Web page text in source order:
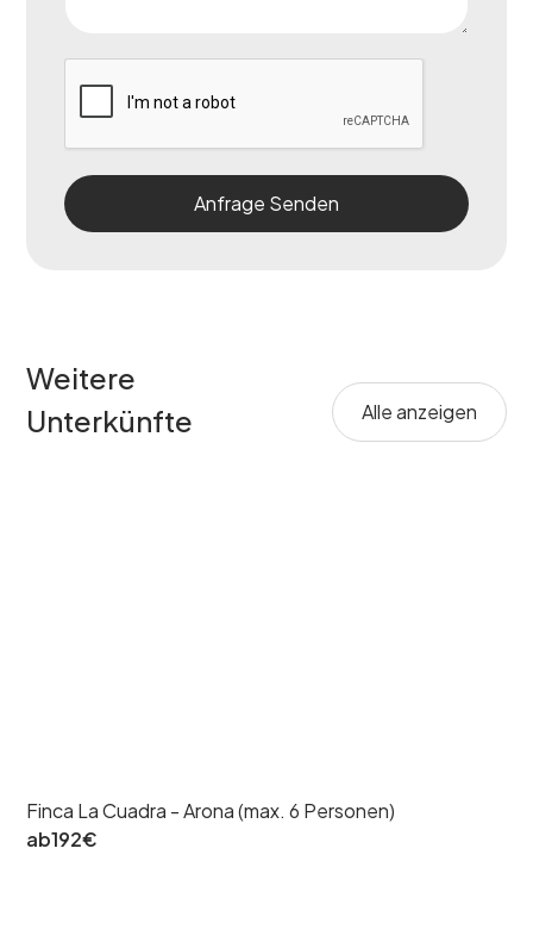
Weitere
Unterkünfte
Alle anzeigen
Finca La Cuadra - Arona (max. 6 Personen)
ab192€